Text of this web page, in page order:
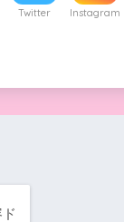
Twitter Instagram